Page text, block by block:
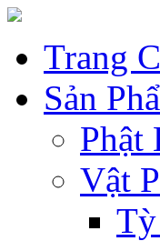
Trang
Sản
Phật
Vật